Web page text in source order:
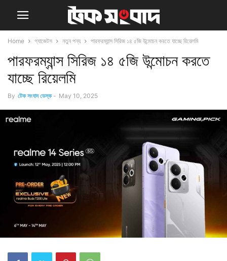
Home গ্যাজেটস নতুন পন্য পারফরম্যান্স সিরিজ ১৪ ৫জি উন্মোচন করতে যাচ্ছে রিয়েলমি
পারফরম্যান্স সিরিজ ১৪ ৫জি উন্মোচন করতে
যাচ্ছে রিয়েলমি
By টেক সংবাদ ডেস্ক - May 10, 2025